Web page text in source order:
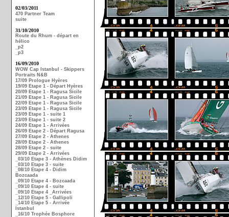
02/03/2011
470 Partner Team
suite
31/10/2010
Route du Rhum - départ en
hélico
_p2
_p3
16/09/2010
WOW Cap Istanbul - Skippers
Portraits N&B
17/09 Prologue Hyères
19/09 Etape 1 - Départ Hyères
20/09 Etape 1 - Ragusa Sicile
21/09 Etape 1 - Ragusa Sicile
22/09 Etape 1 - Ragusa Sicile
23/09 Etape 1 - Ragusa Sicile
23/09 Etape 1 - suite 1
23/09 Etape 1 - suite 2
24/09 Etape 1 - Arrivées
26/09 Etape 2 - Départ Ragusa
27/09 Etape 2 - Athenes
28/09 Etape 2 - Athenes
28/09 Etape 2 - suite
29/09 Etape 2 - Arrivées
_03/10 Etape 3 - Athènes Didim
_03/10 Etape 3 - suite
_08/10 Etape 4 - Didim
Bozcaada
_09/10 Etape 4 - Bozcaada
_09/10 Etape 4 - suite
_09/10 Etape 4 _Arrivées
_12/10 Etape 5 - Gallipoli
_14/10 Etape 5 - Arrivée
Istanbul
_16/10 Trophée Bosphore